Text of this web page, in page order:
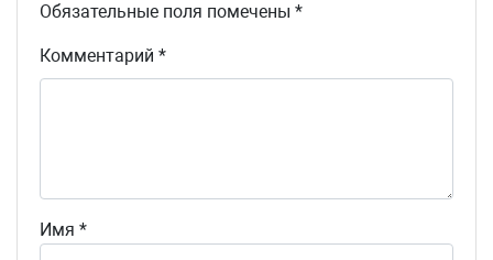
Обязательные поля помечены *
Комментарий *
Имя *